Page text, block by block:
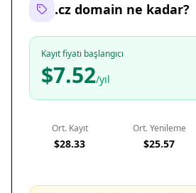
.cz domain ne kadar?
Kayıt fiyatı başlangıcı
$7.52/yıl
Ort. Kayıt
$28.33
Ort. Yenileme
$25.57